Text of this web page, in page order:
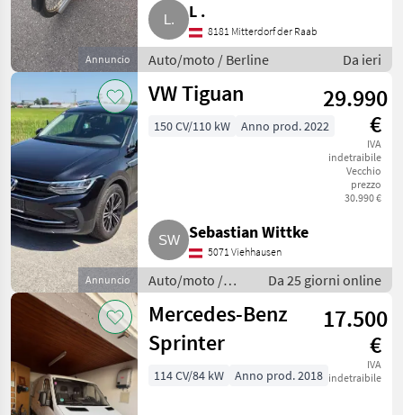
Annuncio
L .
8181 Mitterdorf der Raab
Auto/moto / Berline Da ieri
Annuncio
VW Tiguan
29.990
€
IVA
indetraibile
Vecchio
prezzo
30.990 €
150 CV/110 kW Anno prod. 2022
Sebastian Wittke
5071 Viehhausen
Auto/moto /
Berline
Da 25 giorni online
Mercedes-Benz
Sprinter
17.500
€
IVA
indetraibile
114 CV/84 kW Anno prod. 2018